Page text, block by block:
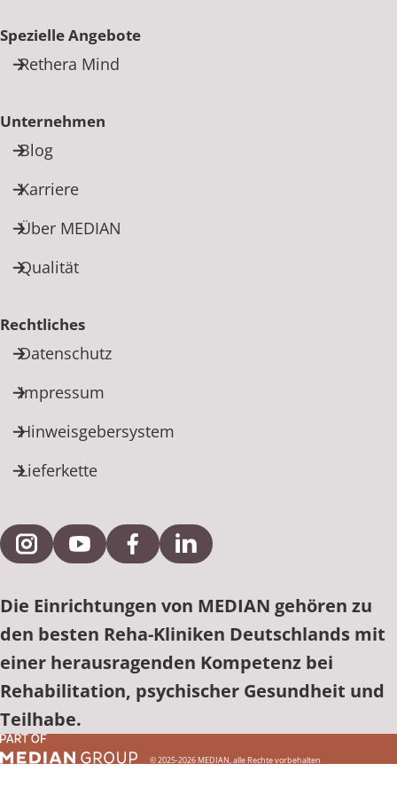
Spezielle Angebote
Rethera Mind
Unternehmen
Blog
Karriere
Über MEDIAN
Qualität
Rechtliches
Datenschutz
Impressum
Hinweisgebersystem
Lieferkette
Externe Verlinkung zu Instagram
Externe Verlinkung zu YouTube
Externe Verlinkung zu Facebook
Externe Verlinkung zu
Die Einrichtungen von MEDIAN gehören zu
den besten Reha-Kliniken Deutschlands mit
einer herausragenden Kompetenz bei
Rehabilitation, psychischer Gesundheit und
Teilhabe.
© 2025-2026 MEDIAN, alle Rechte vorbehalten